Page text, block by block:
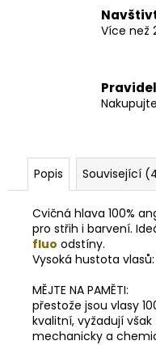
Více než
Popis Související
Cvičná hlava 100%
pro střih i barvení.
fluo odstíny.
Vysoká hustota
MĚJTE NA PAMĚTI:
přestože jsou vlasy
kvalitní, vyžadují
mechanicky a